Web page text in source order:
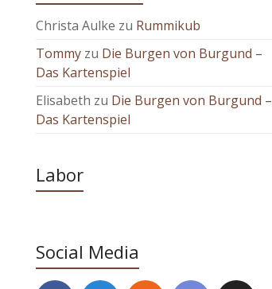
Christa Aulke zu Rummikub
Tommyzu Die Burgen von Burgund –
Das Kartenspiel
Elisabeth zu Die Burgen von Burgund –
Das Kartenspiel
Labor
Social Media